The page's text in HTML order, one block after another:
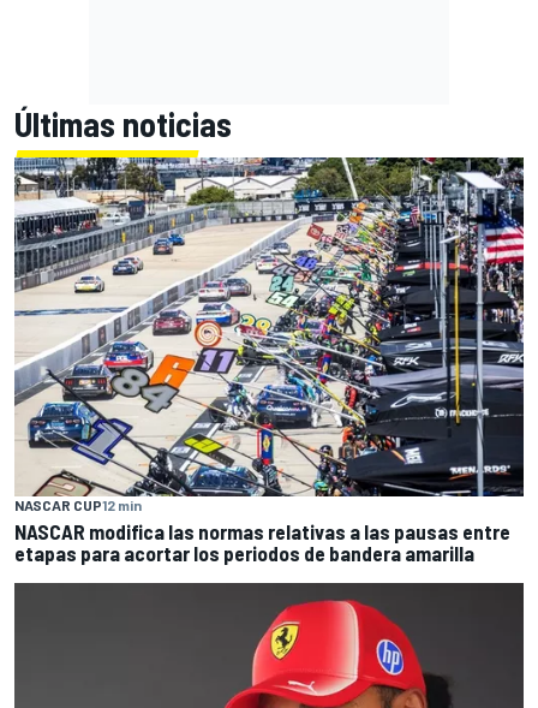
Últimas noticias
NASCAR CUP12 min
NASCAR modifica las normas relativas a las pausas entre
etapas para acortar los periodos de bandera amarilla